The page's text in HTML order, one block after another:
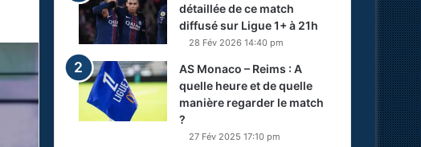
détaillée de ce match
diffusé sur Ligue 1+ à 21h
28 Fév 2026 14:40 pm
AS Monaco – Reims : A
quelle heure et de quelle
manière regarder le match
?
27 Fév 2025 17:10 pm